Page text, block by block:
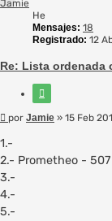
Jamie
He
Mensajes: 18
Registrado: 12
Re: Lista ordenada
Mensaje
por Jamie » 15 Feb
1.-
2.- Prometheo -
3.-
4.-
5.-